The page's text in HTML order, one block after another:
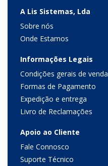
A Lis Sistemas, Lda
Sobre nós
Onde Estamos
Informações Legais
Condições gerais de venda
Formas de Pagamento
Expedição e entrega
Livro de Reclamações
Apoio ao Cliente
Fale Connosco
Suporte Técnico